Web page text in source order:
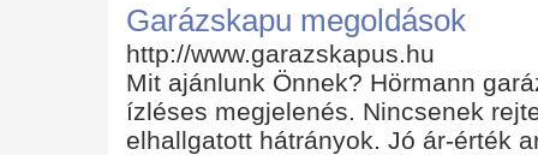
Garázskapu megoldások
http://www.garazskapus.hu
Mit ajánlunk Önnek? Hörmann
ízléses megjelenés. Nincsenek
elhallgatott hátrányok. Jó ár-érték